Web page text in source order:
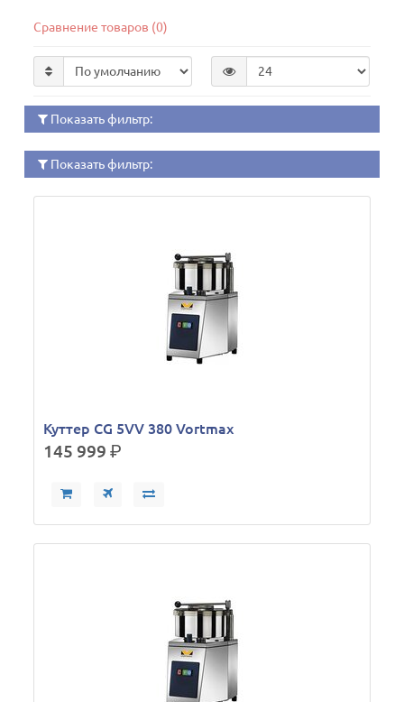
Сравнение товаров (0)
Показать фильтр:
Показать фильтр:
Куттер CG 5VV 380 Vortmax
145 999р.